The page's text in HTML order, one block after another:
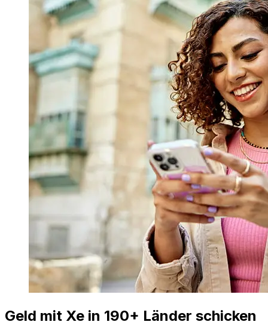
Geld mit Xe in 190+ Länder schicken